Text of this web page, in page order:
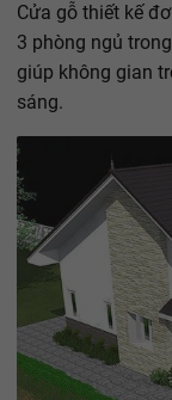
Cửa gỗ thiết kế
3 phòng ngủ
giúp không gian
sáng.